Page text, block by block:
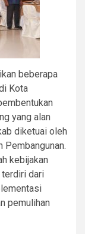
beberapa
Kota
yang alan
diketuai oleh
kebijakan
terdiri dari
pemulihan